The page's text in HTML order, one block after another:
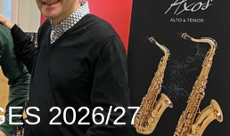
2026/27